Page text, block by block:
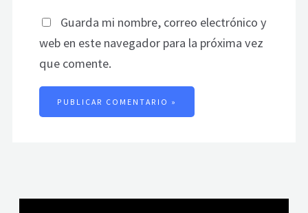
Guarda mi nombre, correo electrónico y
web en este navegador para la próxima vez
que comente.